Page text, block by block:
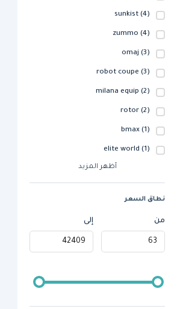
sunkist (4)
zummo (4)
omaj (3)
robot coupe (3)
milana equip (2)
rotor (2)
bmax (1)
elite world (1)
أظهر المزيد
نطاق السعر
من إلى